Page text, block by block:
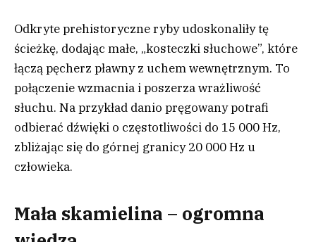
Odkryte prehistoryczne ryby udoskonaliły tę
ścieżkę, dodając małe, „kosteczki słuchowe”, które
łączą pęcherz pławny z uchem wewnętrznym. To
połączenie wzmacnia i poszerza wrażliwość
słuchu. Na przykład danio pręgowany potrafi
odbierać dźwięki o częstotliwości do 15 000 Hz,
zbliżając się do górnej granicy 20 000 Hz u
człowieka.
Mała skamielina – ogromna